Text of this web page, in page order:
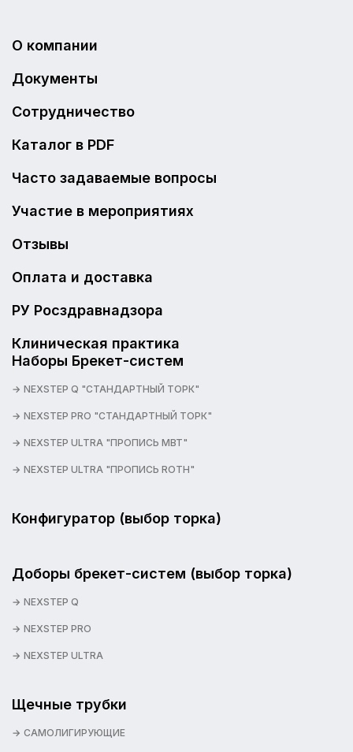
О компании
Документы
Сотрудничество
Каталог в PDF
Часто задаваемые вопросы
Участие в мероприятиях
Отзывы
Оплата и доставка
РУ Росздравнадзора
Клиническая практика
Наборы Брекет-систем
NEXSTEP Q "СТАНДАРТНЫЙ ТОРК"
NEXSTEP PRO "СТАНДАРТНЫЙ ТОРК"
NEXSTEP ULTRA "ПРОПИСЬ MBT"
NEXSTEP ULTRA "ПРОПИСЬ ROTH"
Конфигуратор (выбор торка)
Доборы брекет-систем (выбор торка)
NEXSTEP Q
NEXSTEP PRO
NEXSTEP ULTRA
Щечные трубки
САМОЛИГИРУЮЩИЕ